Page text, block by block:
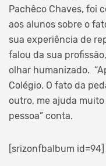
Pachêco Chaves, foi
aos alunos sobre o
sua experiência de
falou da sua
olhar humanizado.
Colégio. O fato da
outro, me ajuda
pessoa” conta.
[srizonfbalbum id=94]